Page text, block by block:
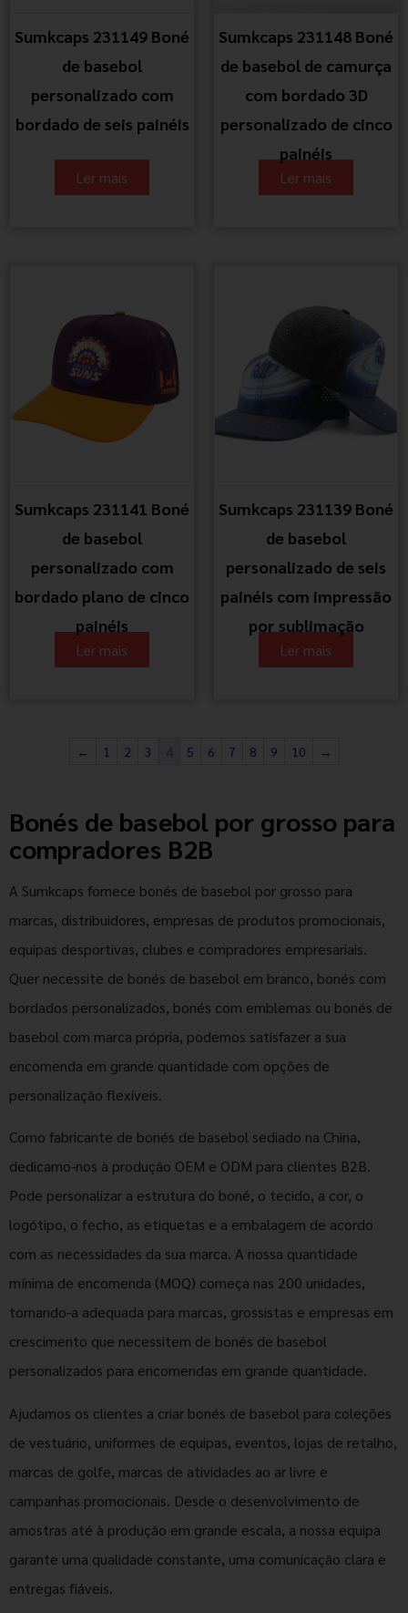
Sumkcaps 231149 Boné
de basebol
personalizado com
bordado de seis painéis
Ler mais
Sumkcaps 231148 Boné
de basebol de camurça
com bordado 3D
personalizado de cinco
painéis
Ler mais
Sumkcaps 231141 Boné
de basebol
personalizado com
bordado plano de cinco
painéis
Ler mais
Sumkcaps 231139 Boné
de basebol
personalizado de seis
painéis com impressão
por sublimação
Ler mais
← 1 2 3 4 5 6 7 8 9 10 →
Bonés de basebol por grosso para
compradores B2B
A Sumkcaps fornece bonés de basebol por grosso para
marcas, distribuidores, empresas de produtos promocionais,
equipas desportivas, clubes e compradores empresariais.
Quer necessite de bonés de basebol em branco, bonés com
bordados personalizados, bonés com emblemas ou bonés de
basebol com marca própria, podemos satisfazer a sua
encomenda em grande quantidade com opções de
personalização flexíveis.
Como fabricante de bonés de basebol sediado na China,
dedicamo-nos à produção OEM e ODM para clientes B2B.
Pode personalizar a estrutura do boné, o tecido, a cor, o
logótipo, o fecho, as etiquetas e a embalagem de acordo
com as necessidades da sua marca. A nossa quantidade
mínima de encomenda (MOQ) começa nas 200 unidades,
tornando-a adequada para marcas, grossistas e empresas em
crescimento que necessitem de bonés de basebol
personalizados para encomendas em grande quantidade.
Ajudamos os clientes a criar bonés de basebol para coleções
de vestuário, uniformes de equipas, eventos, lojas de retalho,
marcas de golfe, marcas de atividades ao ar livre e
campanhas promocionais. Desde o desenvolvimento de
amostras até à produção em grande escala, a nossa equipa
garante uma qualidade constante, uma comunicação clara e
entregas fiáveis.